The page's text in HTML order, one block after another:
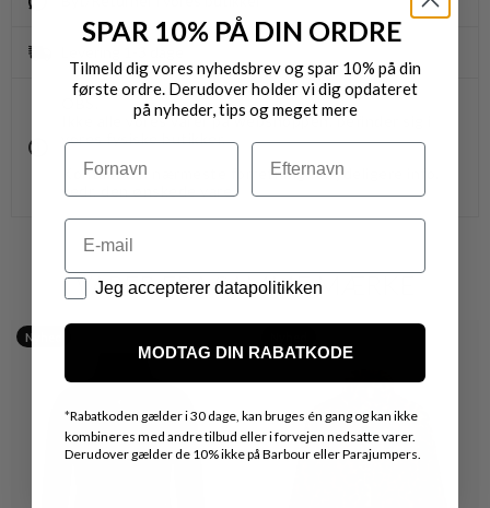
Ikke alle vores varer på webshoppen, befinder sig i
vores fysiske butikker.
Kontakt din nærmeste forretning for ydeligere info.
vedr. den ønskede vare.
VARER FRA SAMME MÆRKE
Nyhed
SPAR 10% PÅ DIN ORDRE
Tilmeld dig vores nyhedsbrev og spar 10% på din
første ordre. Derudover holder vi dig opdateret
på nyheder, tips og meget mere
Navn Efternavn
Email
Datapolitik
Jeg accepterer datapolitikken
MODTAG DIN RABATKODE
*Rabatkoden gælder i 30 dage, kan bruges én gang og kan ikke
kombineres med andre tilbud eller i forvejen nedsatte varer.
Derudover gælder de 10% ikke på Barbour eller Parajumpers.